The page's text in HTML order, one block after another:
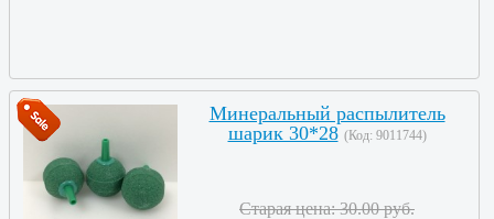
Минеральный распылитель
шарик 30*28 (Код: 9011744)
Старая цена:30.00 руб.